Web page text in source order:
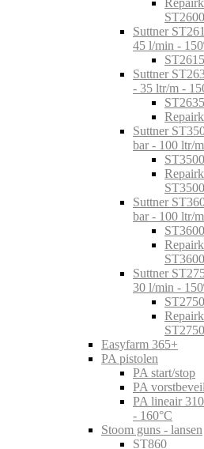
ST2600
Suttner
45 l/min -
Suttner
- 35 ltr/m -
ST2635
Suttner
bar - 100 ltr/
ST3500
Suttner
bar - 100 ltr/
ST3600
Suttner
30 l/min -
ST2750
Easyfarm 365+
PA pistolen
PA start/stop
PA
PA lineair
- 160°C
Stoom guns - lansen
ST860